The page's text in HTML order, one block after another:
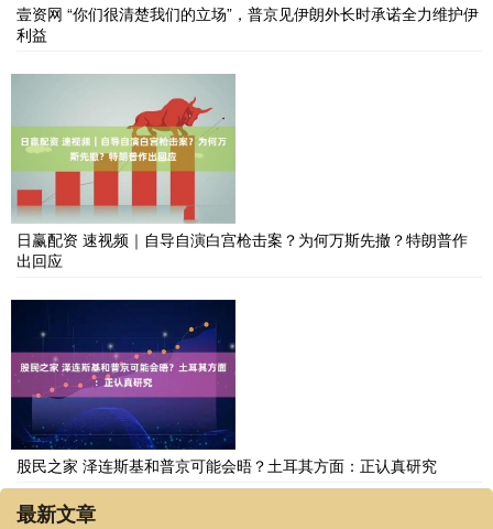
壹资网 “你们很清楚我们的立场”，普京见伊朗外长时承诺全力维护伊
利益
日赢配资 速视频｜自导自演白宫枪击案？为何万斯先撤？特朗普作
出回应
股民之家 泽连斯基和普京可能会晤？土耳其方面：正认真研究
最新文章